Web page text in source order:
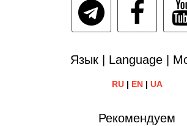
Язык | Language |
RU| EN| UA
Рекомендуем